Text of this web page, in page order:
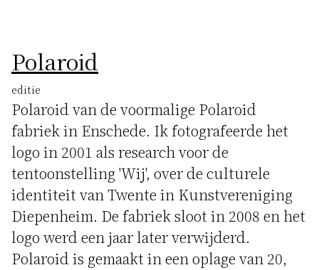
Polaroid
editie
Polaroid van de voormalige Polaroid
fabriek in Enschede. Ik fotografeerde het
logo in 2001 als research voor de
tentoonstelling 'Wij', over de culturele
identiteit van Twente in Kunstvereniging
Diepenheim. De fabriek sloot in 2008 en het
logo werd een jaar later verwijderd.
Polaroid is gemaakt in een oplage van 20,